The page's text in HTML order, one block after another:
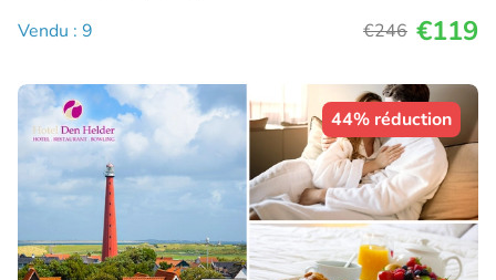
Vendu : 9
€246 €119
44% réduction